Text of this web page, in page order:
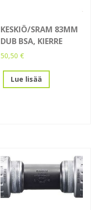
KESKIÖ/SRAM 83MM
DUB BSA, KIERRE
50,50€
Lue lisää